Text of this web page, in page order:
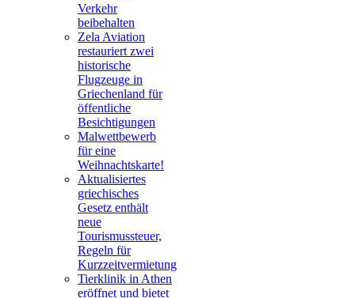
Verkehr
beibehalten
Zela Aviation
restauriert zwei
historische
Flugzeuge in
Griechenland für
öffentliche
Besichtigungen
Malwettbewerb
für eine
Weihnachtskarte!
Aktualisiertes
griechisches
Gesetz enthält
neue
Tourismussteuer,
Regeln für
Kurzzeitvermietung
Tierklinik in Athen
eröffnet und bietet